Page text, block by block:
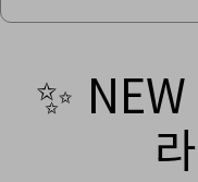
✨